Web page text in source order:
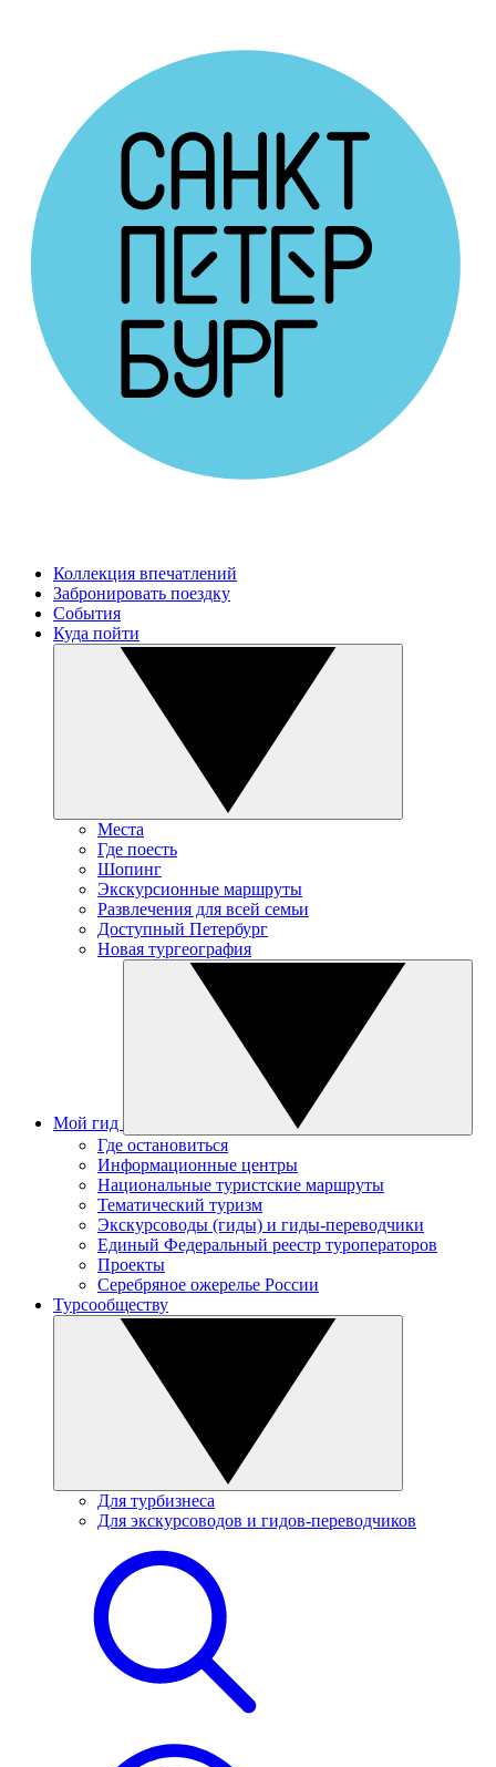
Коллекция впечатлений
Забронировать поездку
События
Куда пойти
Места
Где поесть
Шопинг
Экскурсионные маршруты
Развлечения для всей семьи
Доступный Петербург
Новая тургеография
Мой гид
Где остановиться
Информационные центры
Национальные туристские маршруты
Тематический туризм
Экскурсоводы (гиды) и гиды-переводчики
Единый Федеральный реестр туроператоров
Проекты
Серебряное ожерелье России
Турсообществу
Для турбизнеса
Для экскурсоводов и гидов-переводчиков